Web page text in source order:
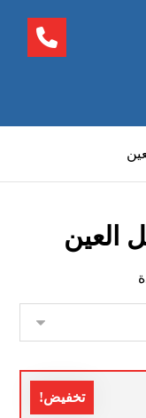
العين
تخفيض!